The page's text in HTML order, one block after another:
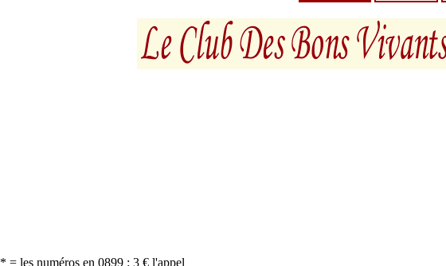
* = les numéros en 0899 : 3 € l'appel